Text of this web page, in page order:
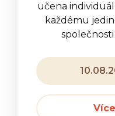
učena
každému